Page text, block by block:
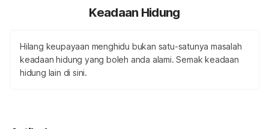
Keadaan Hidung
Hilang keupayaan menghidu bukan satu-satunya masalah
keadaan hidung yang boleh anda alami. Semak keadaan
hidung lain di sini.